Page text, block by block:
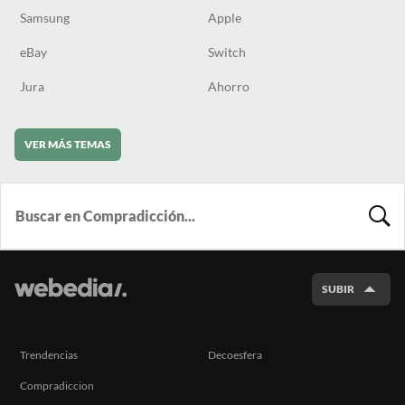
Samsung Apple
eBay Switch
Jura Ahorro
VER MÁS TEMAS
SUBIR
Trendencias Decoesfera
Compradiccion